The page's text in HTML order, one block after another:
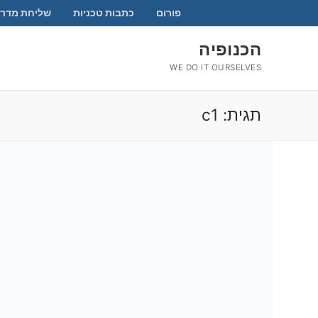
לתוכן
פורום כתבות טכניות שליחת
הכנופיה
WE DO IT OURSELVES
תגית: c1